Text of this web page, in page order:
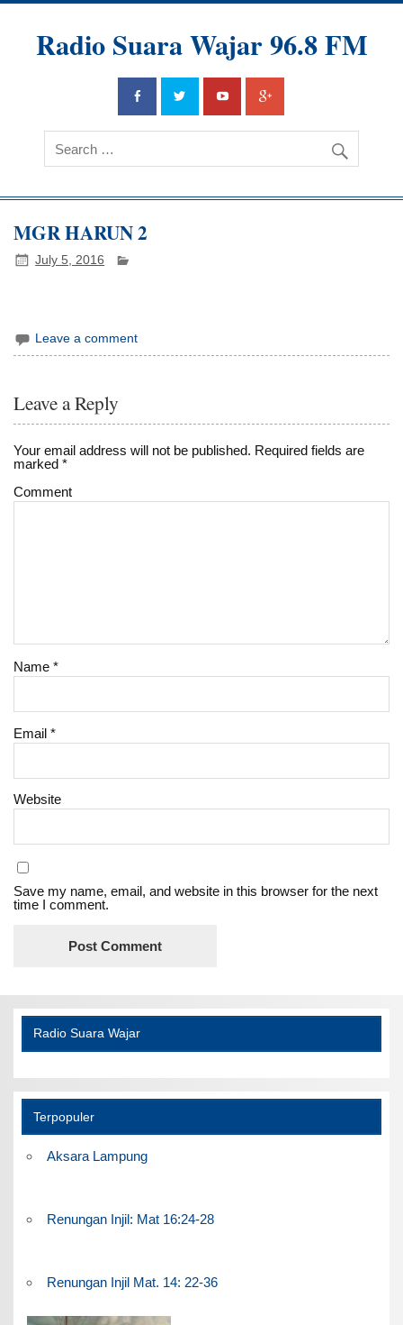
Radio Suara Wajar 96.8 FM
MGR HARUN 2
July 5, 2016
Leave a comment
Leave a Reply
Your email address will not be published. Required fields are
marked*
Comment
Name*
Email*
Website
Save my name, email, and website in this browser for the next
time I comment.
Radio Suara Wajar
Terpopuler
Aksara Lampung
Renungan Injil: Mat 16:24-28
Renungan Injil Mat. 14: 22-36